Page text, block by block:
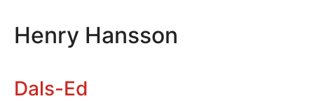
Henry Hansson
Dals-Ed